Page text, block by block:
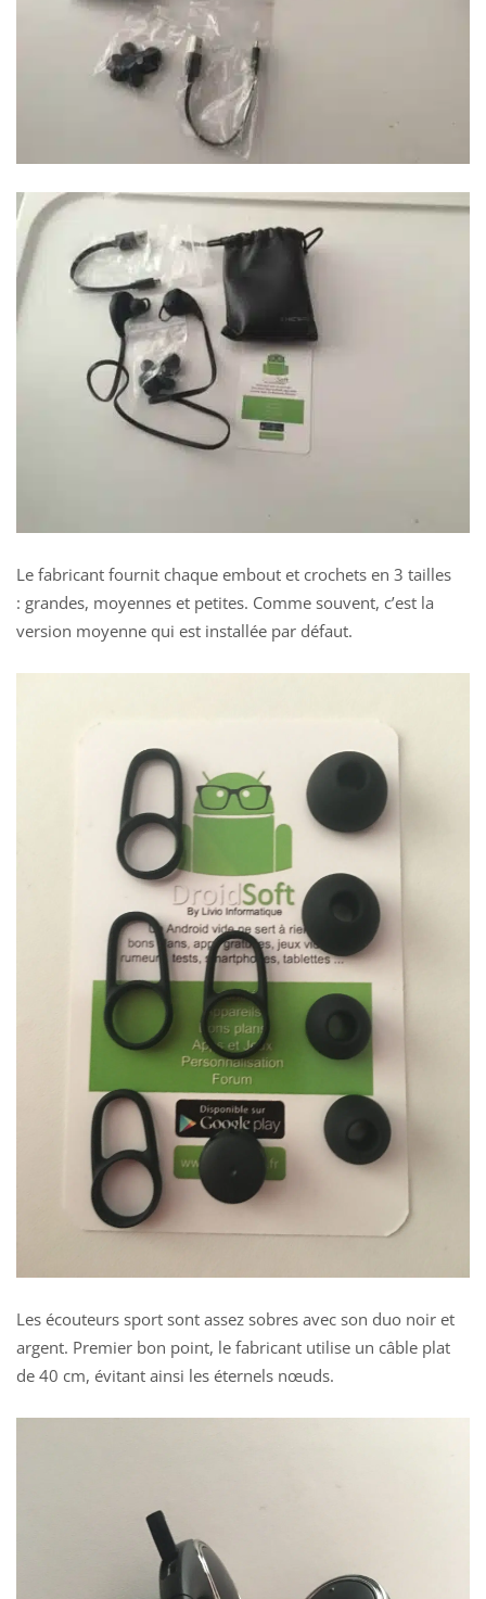
Le fabricant fournit chaque embout et crochets en 3 tailles
: grandes, moyennes et petites. Comme souvent, c’est la
version moyenne qui est installée par défaut.
Les écouteurs sport sont assez sobres avec son duo noir et
argent. Premier bon point, le fabricant utilise un câble plat
de 40 cm, évitant ainsi les éternels nœuds.